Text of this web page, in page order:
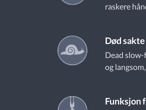
raskere
Død sakte
Dead
og
Funksjon